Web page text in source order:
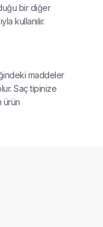
bir diğer
kullanılır.
maddeler
Saç tipinize
ürün